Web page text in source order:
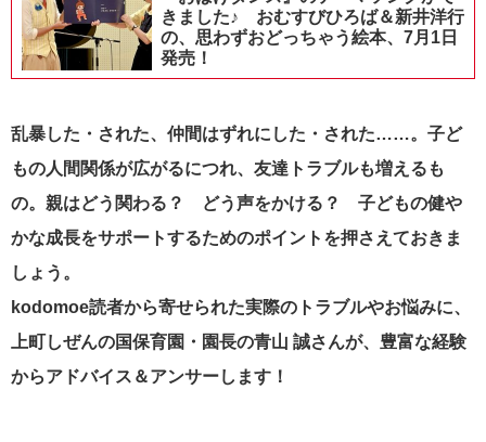
きました♪ おむすびひろば＆新井洋行
の、思わずおどっちゃう絵本、7月1日
発売！
乱暴した・された、仲間はずれにした・された……。子ど
もの人間関係が広がるにつれ、友達トラブルも増えるも
の。親はどう関わる？ どう声をかける？ 子どもの健や
かな成長をサポートするためのポイントを押さえておきま
しょう。
kodomoe読者から寄せられた実際のトラブルやお悩みに、
上町しぜんの国保育園・園長の青山 誠さんが、豊富な経験
からアドバイス＆アンサーします！